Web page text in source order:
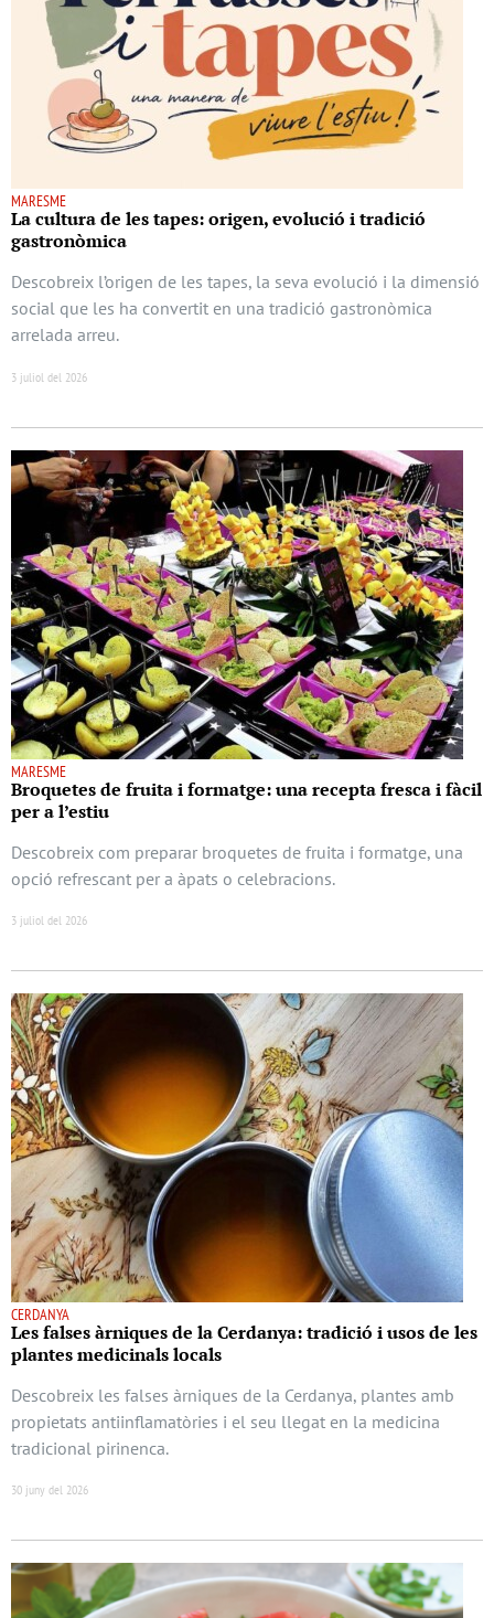
MARESME
La cultura de les tapes: origen, evolució i tradició
gastronòmica
Descobreix l’origen de les tapes, la seva evolució i la dimensió
social que les ha convertit en una tradició gastronòmica
arrelada arreu.
3 juliol del 2026
MARESME
Broquetes de fruita i formatge: una recepta fresca i fàcil
per a l’estiu
Descobreix com preparar broquetes de fruita i formatge, una
opció refrescant per a àpats o celebracions.
3 juliol del 2026
CERDANYA
Les falses àrniques de la Cerdanya: tradició i usos de les
plantes medicinals locals
Descobreix les falses àrniques de la Cerdanya, plantes amb
propietats antiinflamatòries i el seu llegat en la medicina
tradicional pirinenca.
30 juny del 2026